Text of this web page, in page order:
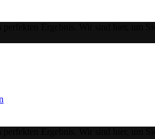
Unterstützen
submenu for Über das Unternehmen